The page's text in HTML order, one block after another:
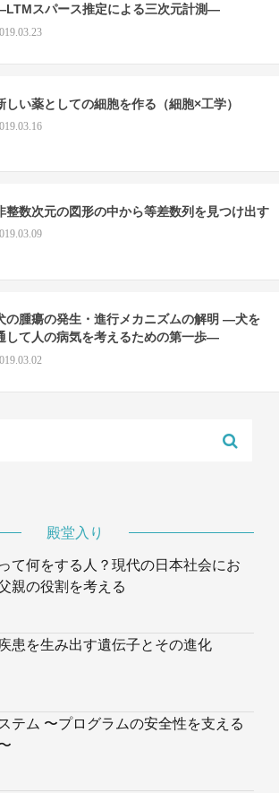
スパース推定による三次元計測―
しい薬としての細胞を作る（細胞×工学）
整数次元の図形の中から等差数列を見つけ出す
の腫瘍の発生・進行メカニズムの解明 —犬を
して人の病気を考えるための第一歩—
殿堂入り
て何をする人？現代の日本社会にお
親の役割を考える
患を生み出す遺伝子とその進化
テム 〜プログラムの安全性を支える